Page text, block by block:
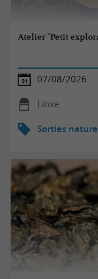
Atelier "Petit
07/08/2026
Linxe
Sorties